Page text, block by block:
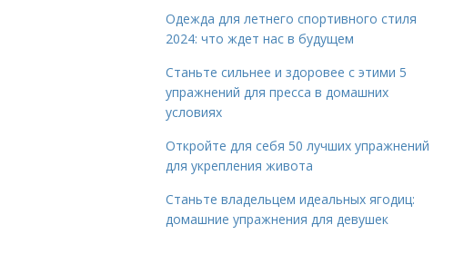
Одежда для летнего спортивного стиля
2024: что ждет нас в будущем
Станьте сильнее и здоровее с этими 5
упражнений для пресса в домашних
условиях
Откройте для себя 50 лучших упражнений
для укрепления живота
Станьте владельцем идеальных ягодиц:
домашние упражнения для девушек